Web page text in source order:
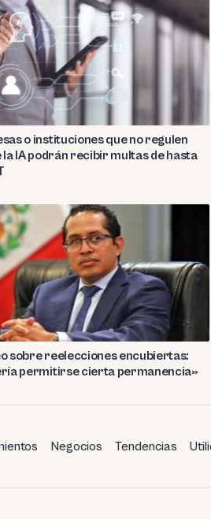
o instituciones que no regulen
la IA podrán recibir multas de hasta
sobre reelecciones encubiertas:
permitirse cierta permanencia»
Negocios Tendencias